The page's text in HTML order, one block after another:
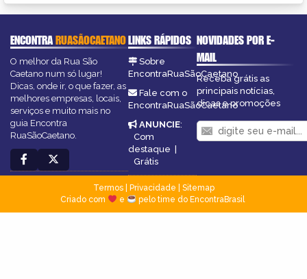
ENCONTRARUASÃOCAETANO
O melhor da Rua São
Caetano num só lugar!
Dicas, onde ir, o que fazer, as
melhores empresas, locais,
serviços e muito mais no
guia Encontra
RuaSãoCaetano.
LINKS RÁPIDOS
Sobre
EncontraRuaSãoCaetano
Fale com o
EncontraRuaSãoCaetano
ANUNCIE:
Com
destaque |
Grátis
NOVIDADES POR E-
MAIL
Receba grátis as
principais notícias,
dicas e promoções
Termos| Privacidade
Sitemap
Criado com
e pelo time do EncontraBrasil